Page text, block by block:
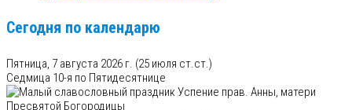
Сегодня по календарю
Пятница, 7 августа 2026 г. (25 июля ст.ст.)
Седмица 10-я по Пятидесятнице
Успение прав. Анны, матери
Пресвятой Богородицы